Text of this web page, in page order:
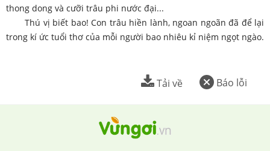
thong dong và cưỡi trâu phi nước đại...
Thú vị biết bao! Con trâu hiền lành, ngoan ngoãn đã để lại
trong kí ức tuổi thơ của mỗi người bao nhiêu kỉ niệm ngọt ngào.
Báo lỗi
Tải về